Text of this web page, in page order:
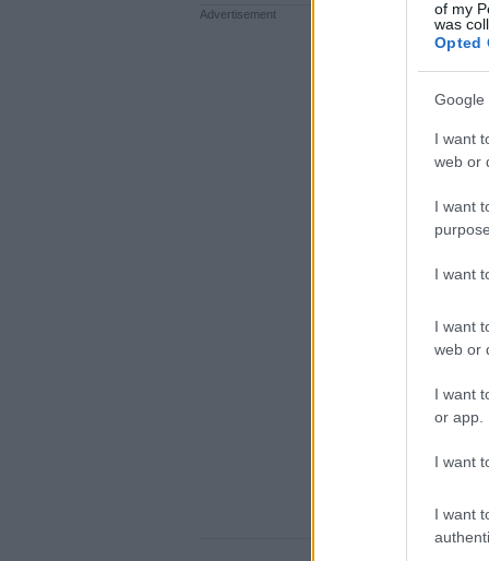
of my
was
Opted
Google
I want
web or
I want
I want
I want
web or
I want
or app.
I want
I want